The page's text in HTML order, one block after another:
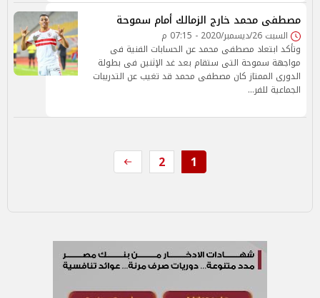
مصطفى محمد خارج الزمالك أمام سموحة
السبت 26/ديسمبر/2020 - 07:15 م
وتأكد ابتعاد مصطفى محمد عن الحسابات الفنية فى
مواجهة سموحة التى ستقام بعد غد الإثنين فى بطولة
الدورى الممتاز كان مصطفى محمد قد تغيب عن التدريبات
الجماعية للفر…
1
2